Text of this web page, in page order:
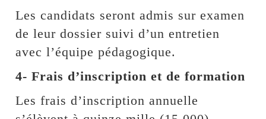
Les candidats seront admis sur examen
de leur dossier suivi d’un entretien
avec l’équipe pédagogique.
4- Frais d’inscription et de formation
Les frais d’inscription annuelle